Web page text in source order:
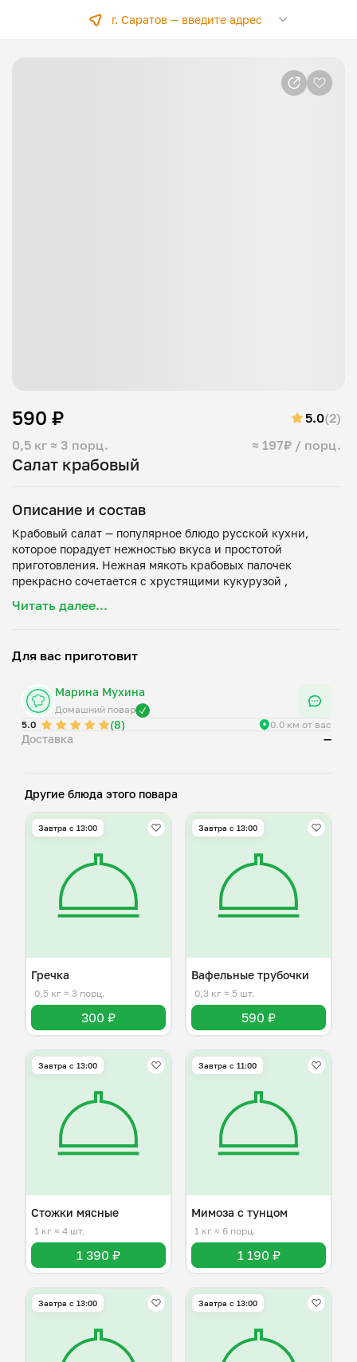
г. Саратов —введите адрес
Салат крабовый
0,5 кг ≈ 3 порц. ≈ 197₽ / порц.
590 ₽ 5.0(2)
Описание и состав
Крабовый салат — популярное блюдо русской кухни,
которое порадует нежностью вкуса и простотой
приготовления. Нежная мякоть крабовых палочек
прекрасно сочетается с хрустящими кукурузой ,
майонезом, создавая легкую кремовую консистенцию.
Читать далее...
Для вас приготовит
Марина Мухина
Домашний повар
5.0
(8) 0.0 км от вас
Доставка —
Другие блюда этого повара
Завтра c 13:00
Гречка
0,5 кг ≈ 3 порц.
300 ₽
Завтра c 13:00
Вафельные трубочки
0,3 кг ≈ 5 шт.
590 ₽
Завтра c 13:00
Стожки мясные
1 кг ≈ 4 шт.
1 390 ₽
Завтра c 11:00
Мимоза с тунцом
1 кг ≈ 6 порц.
1 190 ₽
Завтра c 13:00 Завтра c 13:00